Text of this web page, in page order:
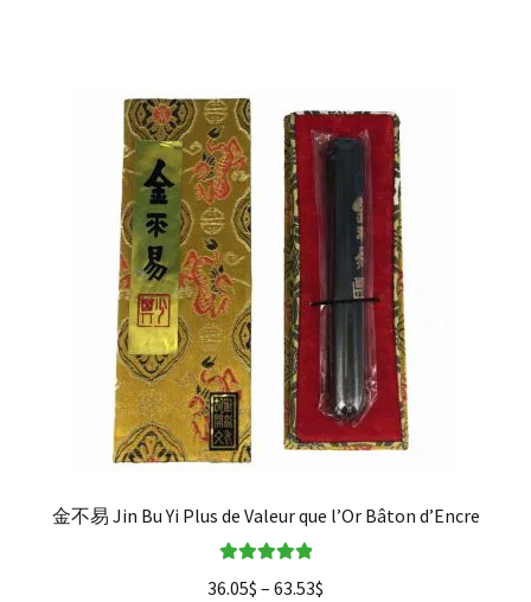
金不易 Jin Bu Yi Plus de Valeur que l’Or Bâton d’Encre
36.05$ – 63.53$